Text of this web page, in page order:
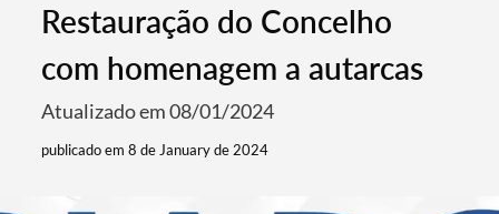
Restauração do Concelho
com homenagem a autarcas
Atualizado em 08/01/2024
publicado em 8 de January de 2024